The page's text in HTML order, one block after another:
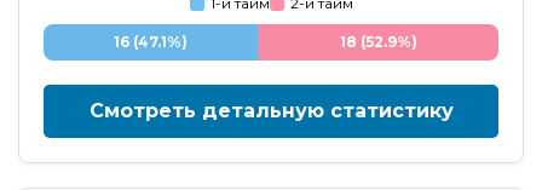
16 (47.1%) 18 (52.9%)
Смотреть детальную статистику